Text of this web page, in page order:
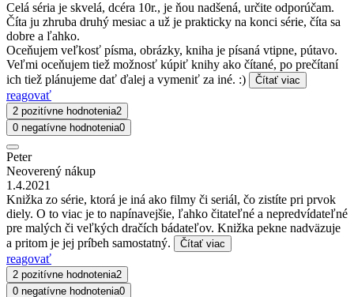
Celá séria je skvelá, dcéra 10r., je ňou nadšená, určite odporúčam.
Číta ju zhruba druhý mesiac a už je prakticky na konci série, číta sa
dobre a ľahko.
Oceňujem veľkosť písma, obrázky, kniha je písaná vtipne, pútavo.
Veľmi oceňujem tiež možnosť kúpiť knihy ako čítané, po prečítaní
ich tiež plánujeme dať ďalej a vymeniť za iné. :)
Čítať viac
reagovať
2 pozitívne hodnotenia2
0 negatívne hodnotenia0
Peter
Neoverený nákup
1.4.2021
Knižka zo série, ktorá je iná ako filmy či seriál, čo zistíte pri prvok
diely. O to viac je to napínavejšie, ľahko čitateľné a nepredvídateľné
pre malých či veľkých dračích bádateľov. Knižka pekne nadväzuje
a pritom je jej príbeh samostatný.
Čítať viac
reagovať
2 pozitívne hodnotenia2
0 negatívne hodnotenia0